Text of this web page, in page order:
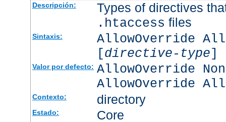
Descripción: Types of directives
.htaccess files
Sintaxis:
AllowOverride
[directive-type]
Valor por defecto: AllowOverride
AllowOverride
Contexto: directory
Estado: Core